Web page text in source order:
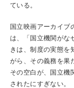
ている。
国立映画アーカイブ
は、「国立機関がな
きは、制度の実態を
がら、その義務を果
その空白が、国立機
されたにすぎない。